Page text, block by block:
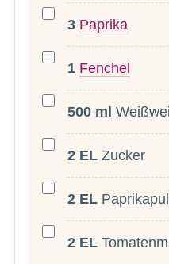
3 Paprika
1 Fenchel
500 ml
2 EL Zucker
2 EL
2 EL